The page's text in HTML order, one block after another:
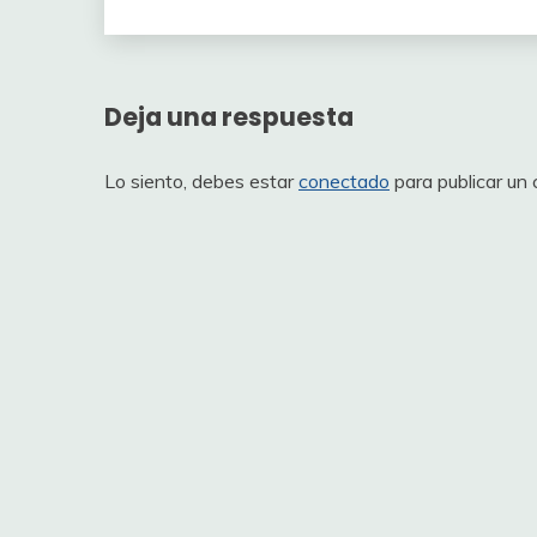
Deja una respuesta
Lo siento, debes estarconectado para publicar un